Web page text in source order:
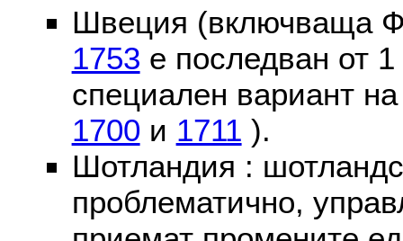
Швеция (включваща
1753 е последван от
специален вариант
1700 и 1711 ).
Шотландия :
проблематично,